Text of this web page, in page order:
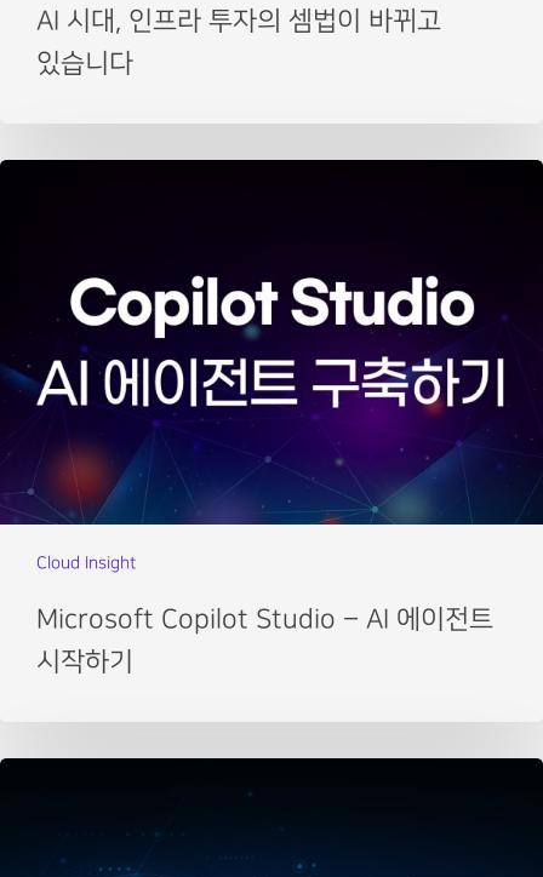
AI 시대, 인프라 투자의 셈법이 바뀌고
있습니다
Cloud Insight
Microsoft Copilot Studio – AI 에이전트
시작하기